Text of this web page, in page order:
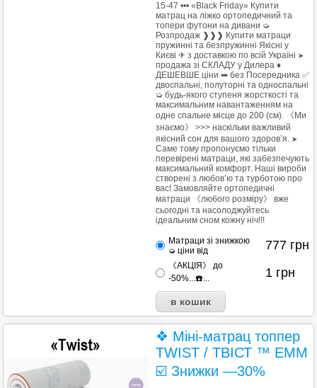
15-47 ••• «Black Friday» Купити
матрац на ліжко ортопедичний та
топери футони на дивани ➭
Розпродаж ❱❱❱ Купити матраци
пружинні та безпружинні Якісні у
Києві ✈ з доставкою по всій Україні ➤
продажа зі СКЛАДУ у Дилера ♦
ДЕШЕВШЕ ціни ➡ без Посередника ✅
двоспальні, полуторні та односпальні
➭ будь-якого ступеня жорсткості та
максимальним навантаженням на
одне спальне місце до 200 (см). 《Ми
знаємо》 >>> наскільки важливий
якісний сон для вашого здоров’я. ➤
Саме тому пропонуємо тільки
перевірені матраци, які забезпечують
максимальний комфорт. Наші вироби
створені з любов’ю та турботою про
вас! Замовляйте ортопедичні
матраци 《любого розміру》 вже
сьогодні та насолоджуйтесь
ідеальним сном кожну ніч!!!
Матраци зі знижкою
➭ ціни від
777 грн
《АКЦІЯ》 до
-50%...☎️...
1 грн
❖ Міні-матрац топпер
TWIST / ТВІСТ ™ EMM
☑️ Знижки —30%